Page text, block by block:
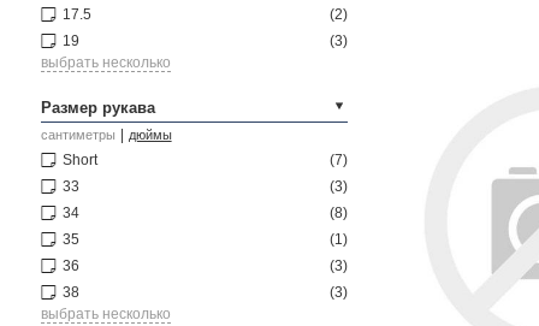
(2)
17.5
(3)
19
выбрать несколько
Размер рукава
сантиметры дюймы
(7)
Short
(3)
33
(8)
34
(1)
35
(3)
36
(3)
38
выбрать несколько